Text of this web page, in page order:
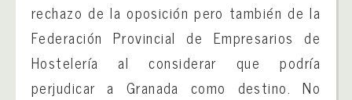
rechazo de la oposición pero también de la
Federación Provincial de Empresarios de
Hostelería al considerar que podría
perjudicar a Granada como destino. No